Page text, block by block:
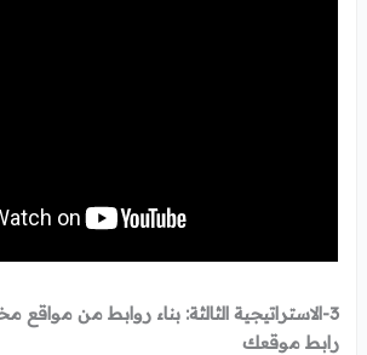
3-الاستراتيجية الثالثة: بناء روابط من
رابط موقعك